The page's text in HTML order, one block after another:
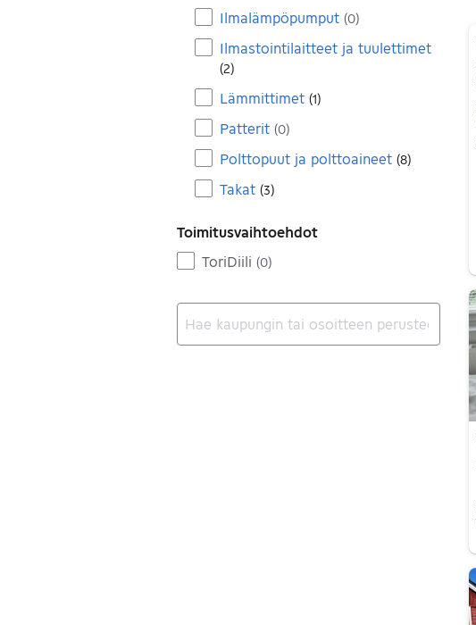
Ilmalämpöpumput (0)
Ilmastointilaitteet ja tuulettimet
(2)
Lämmittimet (1)
Patterit (0)
Polttopuut ja polttoaineet (8)
Takat (3)
Toimitusvaihtoehdot
ToriDiili (0)